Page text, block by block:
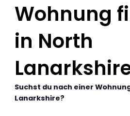
Wohnung
in North
Suchst du nach einer
Lanarkshire?